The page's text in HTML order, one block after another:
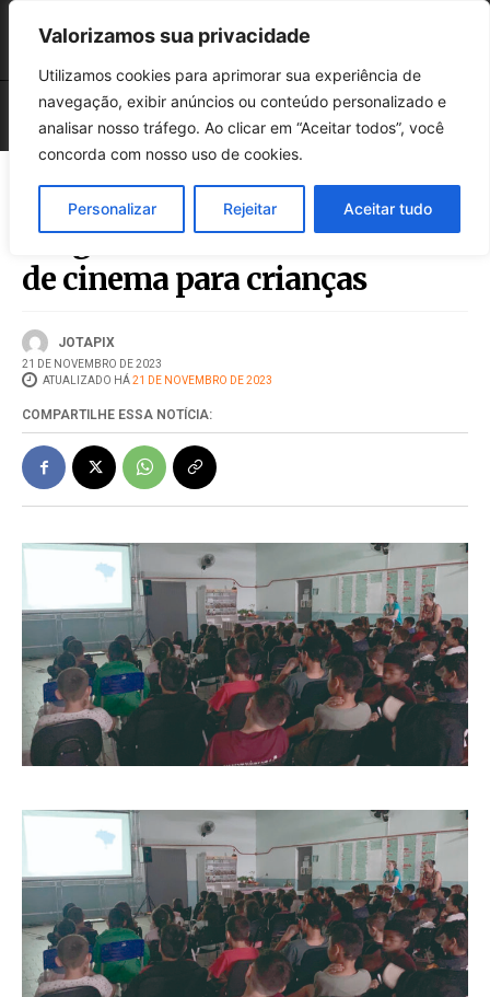
Valorizamos sua privacidade
Utilizamos cookies para aprimorar sua experiência de
navegação, exibir anúncios ou conteúdo personalizado e
analisar nosso tráfego. Ao clicar em “Aceitar todos”, você
concorda com nosso uso de cookies.
Personalizar Rejeitar Aceitar tudo
Programa Viver realiza sessão
de cinema para crianças
JOTAPIX
21 DE NOVEMBRO DE 2023
ATUALIZADO HÁ21 DE NOVEMBRO DE 2023
COMPARTILHE ESSA NOTÍCIA: